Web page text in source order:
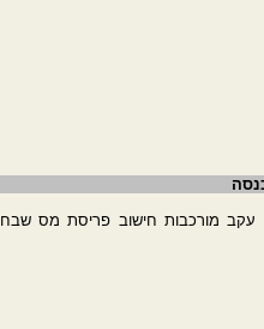
זה מתאים לתכנון מס עבור נכס מקרקעין שנמכר בשנת המס 2024. עקב מורכבות חישוב פריסת מס שבח